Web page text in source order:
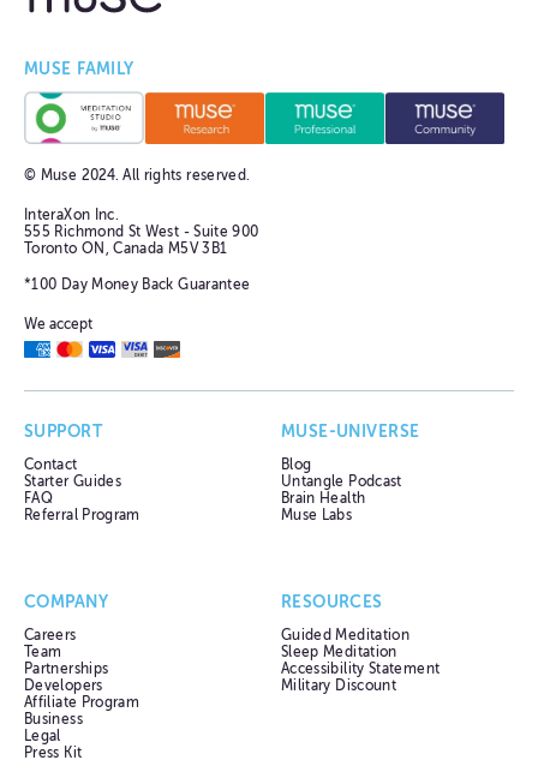
MUSE FAMILY
© Muse 2024. All rights reserved.
InteraXon Inc.
555 Richmond St West - Suite 900
Toronto ON, Canada M5V 3B1
*100 Day Money Back Guarantee
We accept
SUPPORT
Contact
Starter Guides
FAQ
Referral Program
MUSE-UNIVERSE
Blog
Untangle Podcast
Brain Health
Muse Labs
COMPANY
Careers
Team
Partnerships
Developers
Affiliate Program
Business
Legal
Press Kit
RESOURCES
Guided Meditation
Sleep Meditation
Accessibility Statement
Military Discount